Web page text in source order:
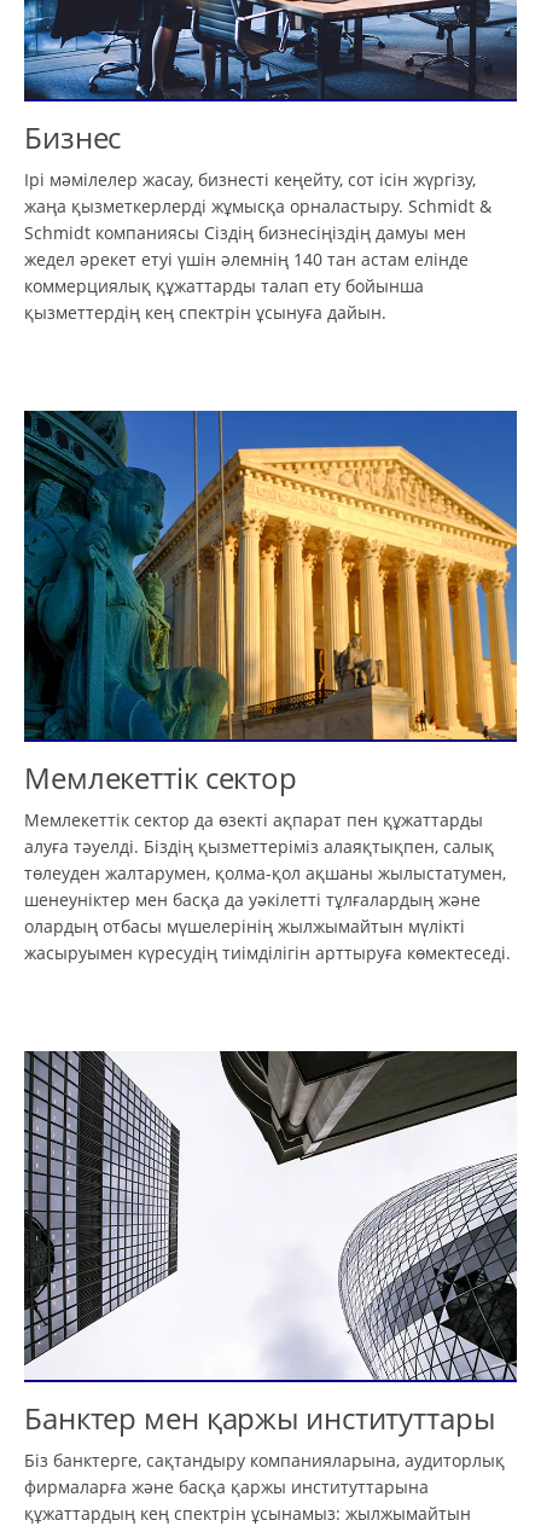
Бизнес
Ірі мәмілелер жасау, бизнесті кеңейту, сот ісін жүргізу,
жаңа қызметкерлерді жұмысқа орналастыру. Schmidt &
Schmidt компаниясы Сіздің бизнесіңіздің дамуы мен
жедел әрекет етуі үшін әлемнің 140 тан астам елінде
коммерциялық құжаттарды талап ету бойынша
қызметтердің кең спектрін ұсынуға дайын.
Мемлекеттік сектор
Мемлекеттік сектор да өзекті ақпарат пен құжаттарды
алуға тәуелді. Біздің қызметтеріміз алаяқтықпен, салық
төлеуден жалтарумен, қолма-қол ақшаны жылыстатумен,
шенеуніктер мен басқа да уәкілетті тұлғалардың және
олардың отбасы мүшелерінің жылжымайтын мүлікті
жасыруымен күресудің тиімділігін арттыруға көмектеседі.
Банктер мен қаржы институттары
Біз банктерге, сақтандыру компанияларына, аудиторлық
фирмаларға және басқа қаржы институттарына
құжаттардың кең спектрін ұсынамыз: жылжымайтын